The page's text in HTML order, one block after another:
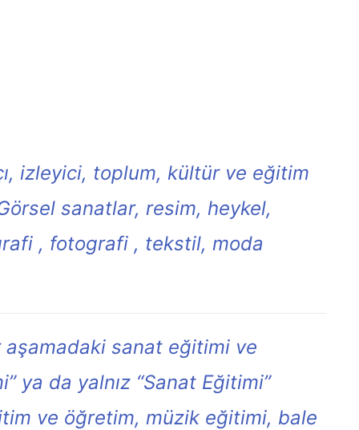
izleyici, toplum, kültür ve eğitim
sanatlar, resim, heykel,
, fotografi , tekstil, moda
sanat eğitimi ve
ya da yalnız “Sanat Eğitimi”
ve öğretim, müzik eğitimi, bale